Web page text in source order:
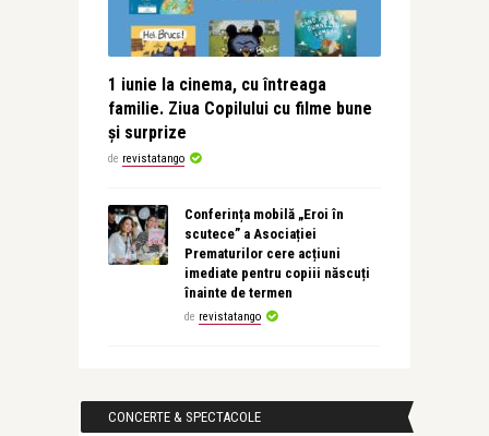
1 iunie la cinema, cu întreaga
familie. Ziua Copilului cu filme bune
și surprize
de revistatango
Conferința mobilă „Eroi în
scutece” a Asociației
Prematurilor cere acțiuni
imediate pentru copiii născuți
înainte de termen
de revistatango
CONCERTE & SPECTACOLE